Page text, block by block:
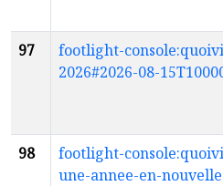
97
footlight-
2026#2026-08-
98
footlight-
une-annee-en-